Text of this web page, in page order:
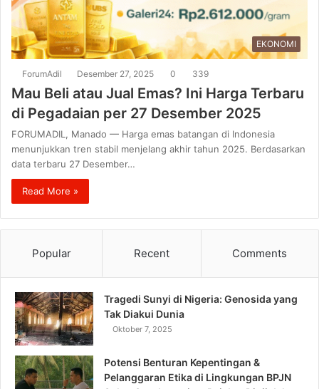
EKONOMI
ForumAdil Desember 27, 2025 0 339
Mau Beli atau Jual Emas? Ini Harga Terbaru
di Pegadaian per 27 Desember 2025
FORUMADIL, Manado — Harga emas batangan di Indonesia
menunjukkan tren stabil menjelang akhir tahun 2025. Berdasarkan
data terbaru 27 Desember…
Read More »
Popular Recent Comments
Tragedi Sunyi di Nigeria: Genosida yang
Tak Diakui Dunia
Oktober 7, 2025
Potensi Benturan Kepentingan &
Pelanggaran Etika di Lingkungan BPJN